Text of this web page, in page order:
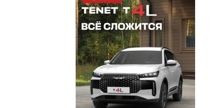
Лихачёв молодец! Похож на Дон-Кихота
Ламанчского. Но судя по всему — ребята,
которых он штурмует, чувствуют себя ХОРОШО,
спокойно, а главное СУХО — и никакая КРЫША
над ними не течёт. Поэтому — пока в ходе
очередной (плановой) ротации КРЫШУ не снесёт
куда-нибудь НА[****] — ничего не будет. Только
«ПШИК»!
Олег Лизгунов 15 марта 2024 в 07:54: